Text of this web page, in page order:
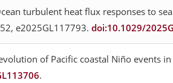
turbulent heat flux responses to
e2025GL117793. doi:10.1029/
of Pacific coastal Niño events in
.